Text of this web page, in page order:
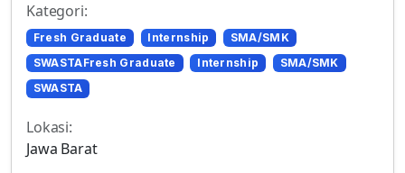
Kategori:
Fresh Graduate Internship
SMA/SMK
SWASTAFresh Graduate
Internship
SMA/SMK
SWASTA
Lokasi:
Jawa Barat